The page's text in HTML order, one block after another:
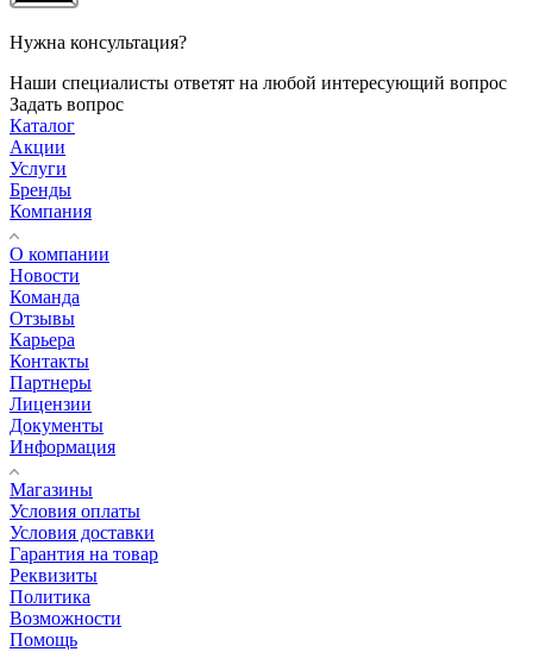
Нужна консультация?
Наши специалисты ответят на любой интересующий вопрос
Задать вопрос
Каталог
Акции
Услуги
Бренды
Компания
О компании
Новости
Команда
Отзывы
Карьера
Контакты
Партнеры
Лицензии
Документы
Информация
Магазины
Условия оплаты
Условия доставки
Гарантия на товар
Реквизиты
Политика
Возможности
Помощь